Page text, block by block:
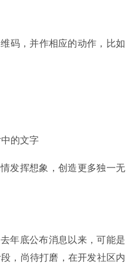
码，并作相应的动作，比如
的文字
发挥想象，创造更多独一无
年底公布消息以来，可能是
，尚待打磨，在开发社区内